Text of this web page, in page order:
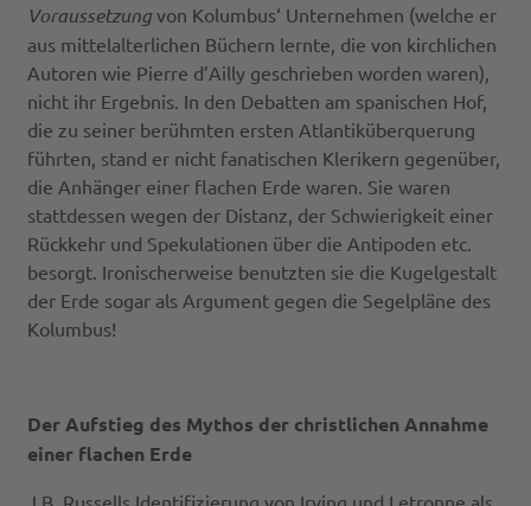
Voraussetzung von Kolumbus‘ Unternehmen (welche er
aus mittelalterlichen Büchern lernte, die von kirchlichen
Autoren wie Pierre d’Ailly geschrieben worden waren),
nicht ihr Ergebnis. In den Debatten am spanischen Hof,
die zu seiner berühmten ersten Atlantiküberquerung
führten, stand er nicht fanatischen Klerikern gegenüber,
die Anhänger einer flachen Erde waren. Sie waren
stattdessen wegen der Distanz, der Schwierigkeit einer
Rückkehr und Spekulationen über die Antipoden etc.
besorgt. Ironischerweise benutzten sie die Kugelgestalt
der Erde sogar als Argument gegen die Segelpläne des
Kolumbus!
Der Aufstieg des Mythos der christlichen Annahme
einer flachen Erde
J.B. Russells Identifizierung von Irving und Letronne als